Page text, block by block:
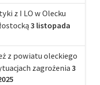
z I LO w Olecku
3 listopada
z powiatu oleckiego
zagrożenia 3